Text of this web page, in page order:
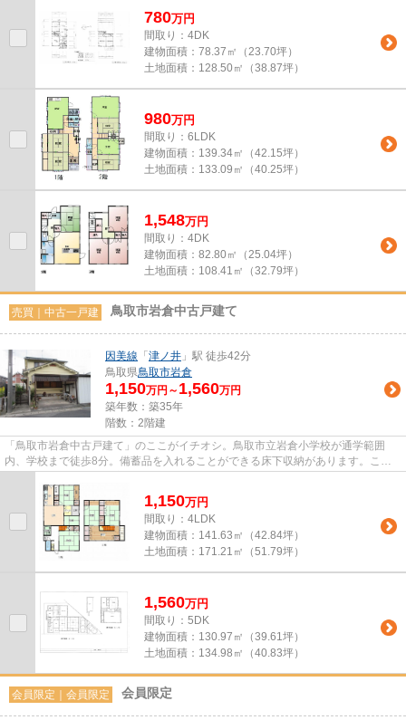
780万円
間取り：4DK
建物面積： 78.37㎡（23.70坪）
土地面積： 128.50㎡（38.87坪）
980万円
間取り：6LDK
建物面積： 139.34㎡（42.15坪）
土地面積： 133.09㎡（40.25坪）
1,548万円
間取り：4DK
建物面積： 82.80㎡（25.04坪）
土地面積： 108.41㎡（32.79坪）
売買｜中古一戸建 鳥取市岩倉中古戸建て
因美線 「津ノ井 」駅 徒歩42分
鳥取県鳥取市岩倉
1,150万円～ 1,560万円
築年数：築35年
階数：2階建
「鳥取市岩倉中古戸建て」のここがイチオシ。鳥取市立岩倉小学校が通学範囲
内、学校まで徒歩8分。備蓄品を入れることができる床下収納があります。こち
らの物件はキッチンも広々してる...
1,150万円
間取り：4LDK
建物面積： 141.63㎡（42.84坪）
土地面積： 171.21㎡（51.79坪）
1,560万円
間取り：5DK
建物面積： 130.97㎡（39.61坪）
土地面積： 134.98㎡（40.83坪）
会員限定 ｜ 会員限定 会員限定